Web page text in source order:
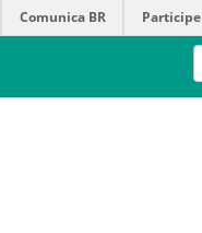
Comunica BR Participe